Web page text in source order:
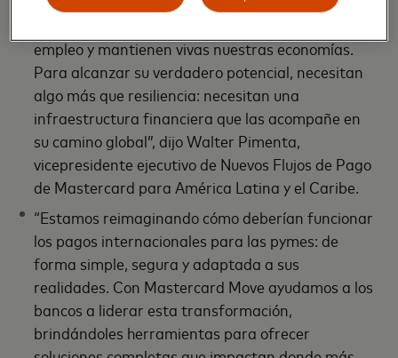
empleo y mantienen vivas nuestras economías.
Para alcanzar su verdadero potencial, necesitan
algo más que resiliencia: necesitan una
infraestructura financiera que las acompañe en
su camino global”, dijo Walter Pimenta,
vicepresidente ejecutivo de Nuevos Flujos de Pago
de Mastercard para América Latina y el Caribe.
“Estamos reimaginando cómo deberían funcionar
los pagos internacionales para las pymes: de
forma simple, segura y adaptada a sus
realidades. Con Mastercard Move ayudamos a los
bancos a liderar esta transformación,
brindándoles herramientas para ofrecer